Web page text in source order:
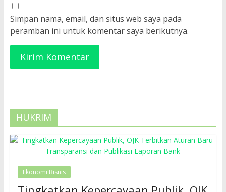
Simpan nama, email, dan situs web saya pada
peramban ini untuk komentar saya berikutnya.
HUKRIM
Ekonomi Bisnis